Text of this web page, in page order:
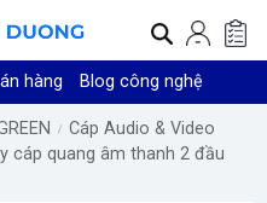
hàng Blog công nghệ
Cáp Audio & Video